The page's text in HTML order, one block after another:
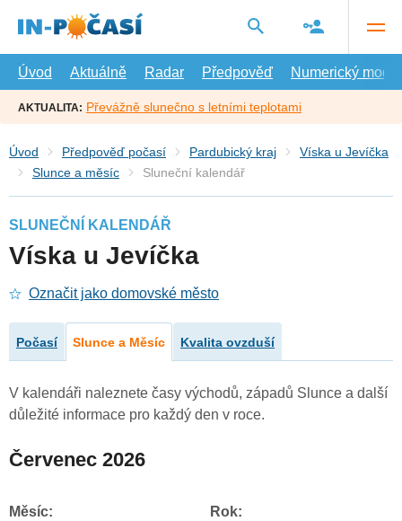
hlavní
Úvod
Aktuálně Radar Předpověď Numerický model
AKTUALITA: Převážně slunečno s letními teplotami
Úvod Předpověď počasí Pardubický kraj
Víska u Jevíčka
Slunce a měsíc
Sluneční kalendář
SLUNEČNÍ KALENDÁŘ
Víska u Jevíčka
Označit jako domovské město
Počasí Slunce a Měsíc Kvalita ovzduší
V kalendáři naleznete časy východů, západů Slunce a další
důležité informace pro každý den v roce.
Červenec 2026
Měsíc: Rok: